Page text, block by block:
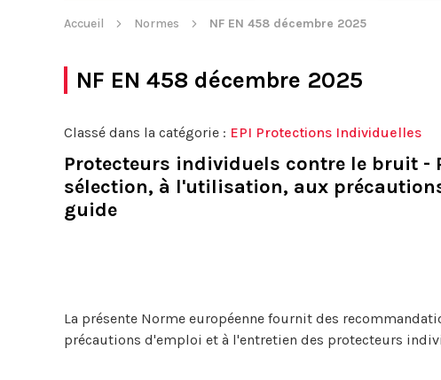
Accueil Normes NF EN 458 décembre 2025
NF EN 458 décembre 2025
Classé dans la catégorie : EPI Protections Individuelles
Protecteurs individuels contre le bruit -
sélection, à l'utilisation, aux
guide
La présente Norme européenne fournit des
précautions d'emploi et à l'entretien des protecteurs